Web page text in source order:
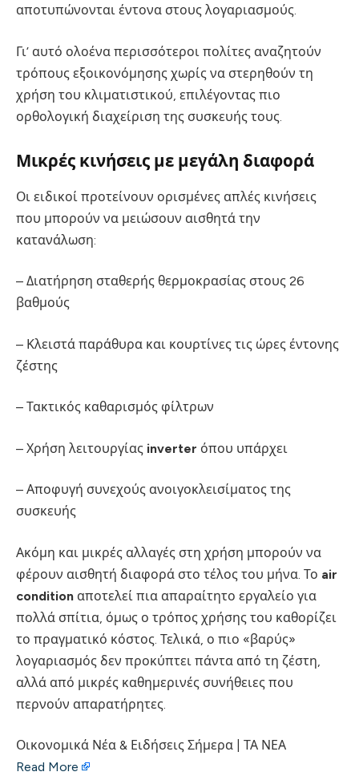
αποτυπώνονται έντονα στους λογαριασμούς.
Γι’ αυτό ολοένα περισσότεροι πολίτες αναζητούν
τρόπους εξοικονόμησης χωρίς να στερηθούν τη
χρήση του κλιματιστικού, επιλέγοντας πιο
ορθολογική διαχείριση της συσκευής τους.
Μικρές κινήσεις με μεγάλη διαφορά
Οι ειδικοί προτείνουν ορισμένες απλές κινήσεις
που μπορούν να μειώσουν αισθητά την
κατανάλωση:
– Διατήρηση σταθερής θερμοκρασίας στους 26
βαθμούς
– Κλειστά παράθυρα και κουρτίνες τις ώρες έντονης
ζέστης
– Τακτικός καθαρισμός φίλτρων
– Χρήση λειτουργίας inverter όπου υπάρχει
– Αποφυγή συνεχούς ανοιγοκλεισίματος της
συσκευής
Ακόμη και μικρές αλλαγές στη χρήση μπορούν να
φέρουν αισθητή διαφορά στο τέλος του μήνα. Το air
condition αποτελεί πια απαραίτητο εργαλείο για
πολλά σπίτια, όμως ο τρόπος χρήσης του καθορίζει
το πραγματικό κόστος. Τελικά, ο πιο «βαρύς»
λογαριασμός δεν προκύπτει πάντα από τη ζέστη,
αλλά από μικρές καθημερινές συνήθειες που
περνούν απαρατήρητες.
Οικονομικά Νέα & Ειδήσεις Σήμερα | ΤΑ ΝΕΑ
Read More